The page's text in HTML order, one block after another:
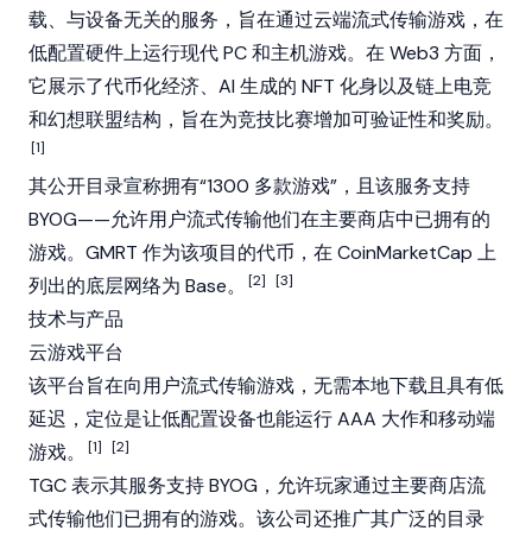
载、与设备无关的服务，旨在通过云端流式传输游戏，在
低配置硬件上运行现代 PC 和主机游戏。在 Web3 方面，
它展示了代币化经济、AI 生成的 NFT 化身以及链上电竞
和幻想联盟结构，旨在为竞技比赛增加可验证性和奖励。
[1]
其公开目录宣称拥有“1300 多款游戏”，且该服务支持
BYOG——允许用户流式传输他们在主要商店中已拥有的
游戏。GMRT 作为该项目的代币，在 CoinMarketCap 上
列出的底层网络为 Base。 [2] [3]
技术与产品
云游戏平台
该平台旨在向用户流式传输游戏，无需本地下载且具有低
延迟，定位是让低配置设备也能运行 AAA 大作和移动端
游戏。
[1] [2]
TGC 表示其服务支持 BYOG，允许玩家通过主要商店流
式传输他们已拥有的游戏。该公司还推广其广泛的目录